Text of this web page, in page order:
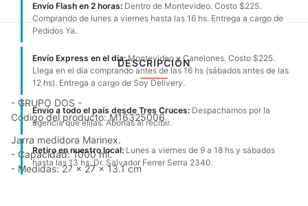
Envío Flash en 2 horas: Dentro de Montevideo. Costo $225.
Comprando de lunes a viernes hasta las 16 hs. Entrega a cargo de
Pedidos Ya.
Envío Express en el día:Montevideo y Canelones. Costo $225.
Llega en el día comprando antes de las 16 hs (sábados antes de las
12 hs). Entrega a cargo de Soy Delivery.
Envío a todo el país desde Tres Cruces: Despachamos por la
agencia que elijas. Abonas al recibir.
Retiro en nuestro local: Lunes a viernes de 9 a 18 hs y sábados
hasta las 13 hs. Dr. Salvador Ferrer Serra 2340.
DESCRIPCIÓN
- GRUPO DOS -
Código del producto: M16325006
Jarra medidora Marinex.
- Capacidad: 1000 ml.
- Medidas: 27 x 27 x 13.1 cm